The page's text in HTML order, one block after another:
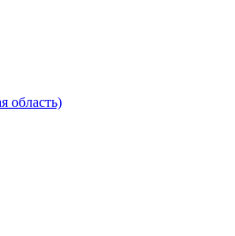
область)